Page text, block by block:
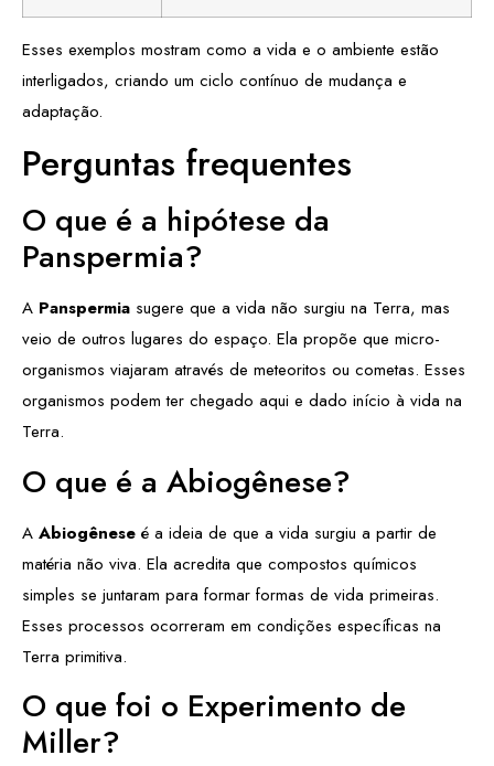
Esses exemplos mostram como a vida e o ambiente estão
interligados, criando um ciclo contínuo de mudança e
adaptação.
Perguntas frequentes
O que é a hipótese da
Panspermia?
A Panspermia sugere que a vida não surgiu na Terra, mas
veio de outros lugares do espaço. Ela propõe que micro-
organismos viajaram através de meteoritos ou cometas. Esses
organismos podem ter chegado aqui e dado início à vida na
Terra.
O que é a Abiogênese?
A Abiogênese é a ideia de que a vida surgiu a partir de
matéria não viva. Ela acredita que compostos químicos
simples se juntaram para formar formas de vida primeiras.
Esses processos ocorreram em condições específicas na
Terra primitiva.
O que foi o Experimento de
Miller?